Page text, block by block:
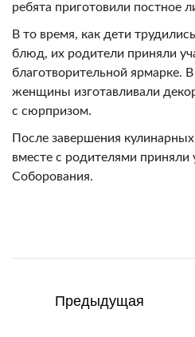
ребята приготовили постное
В то время, как дети
блюд, их родители приняли
благотворительной ярмарке.
женщины изготавливали
с сюрпризом.
После завершения
вместе с родителями приняли
Соборования.
Предыдущая